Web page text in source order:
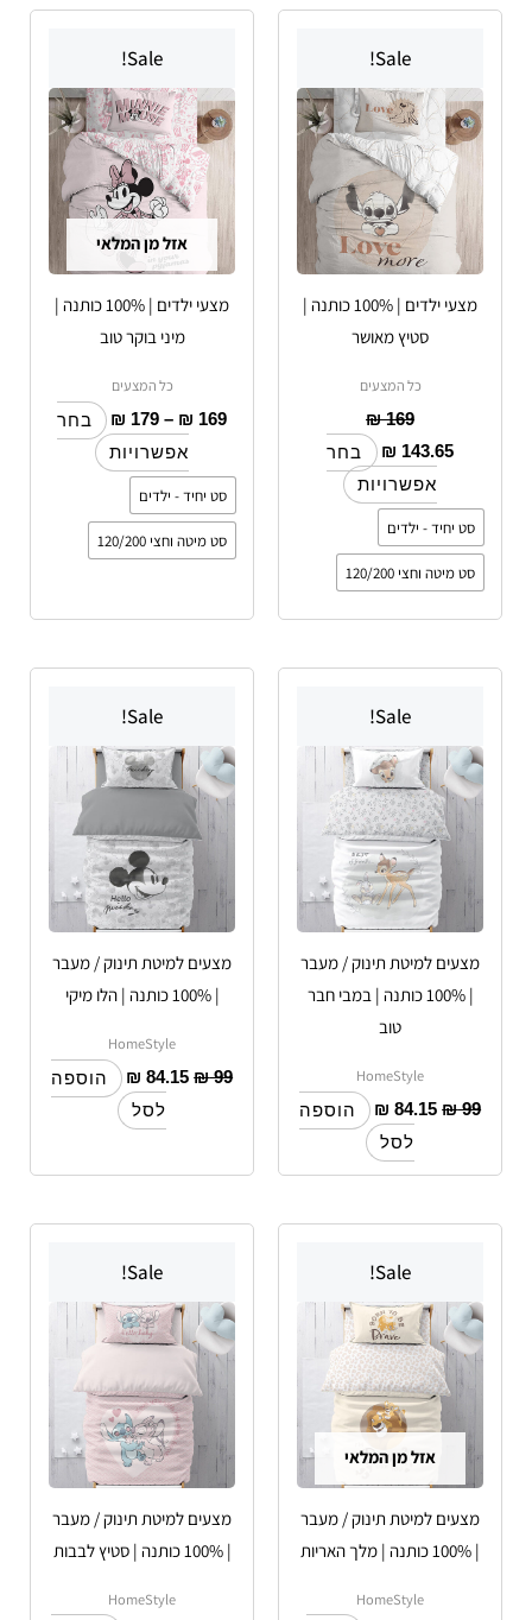
Sale!
מצעי ילדים | 100% כותנה |
סטיץ מאושר
כל המצעים
₪169
₪ 143.65
בחר
אפשרויות
יש
מספר
סוגים.
ניתן
לבחור
את
בעמוד
סט יחיד - ילדים
סט מיטה וחצי 120/200
Sale!
אזל מן המלאי
מצעי ילדים | 100% כותנה |
מיני בוקר טוב
כל המצעים
₪ 169
–
₪ 179
עד
בחר
אפשרויות
יש
מספר
סוגים.
ניתן
לבחור
בעמוד
סט יחיד - ילדים
סט מיטה וחצי 120/200
Sale!
מצעים למיטת תינוק / מעבר
| 100% כותנה | במבי חבר
טוב
HomeStyle
₪99
₪ 84.15
הוספה
לסל
Sale!
מצעים למיטת תינוק / מעבר
| 100% כותנה | הלו מיקי
HomeStyle
₪99
₪ 84.15
הוספה
לסל
Sale!
אזל מן המלאי
מצעים למיטת תינוק / מעבר
| 100% כותנה | מלך האריות
HomeStyle
Sale!
מצעים למיטת תינוק / מעבר
| 100% כותנה | סטיץ לבבות
HomeStyle